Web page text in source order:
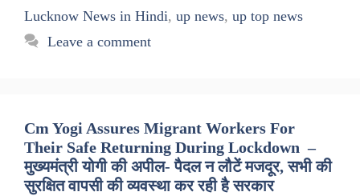
Lucknow News in Hindi, up news, up top news
Leave a comment
Cm Yogi Assures Migrant Workers For
Their Safe Returning During Lockdown –
मुख्यमंत्री योगी की अपील- पैदल न लौटें मजदूर, सभी की
सुरक्षित वापसी की व्यवस्था कर रही है सरकार